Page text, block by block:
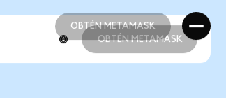
OBTÉN METAMASK
OBTÉN METAMASK
OBTÉN METAMASK